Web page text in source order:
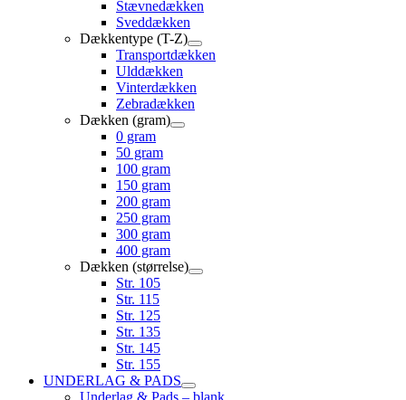
Stævnedækken
Sveddækken
Dækkentype (T-Z)
Transportdækken
Ulddækken
Vinterdækken
Zebradækken
Dækken (gram)
0 gram
50 gram
100 gram
150 gram
200 gram
250 gram
300 gram
400 gram
Dækken (størrelse)
Str. 105
Str. 115
Str. 125
Str. 135
Str. 145
Str. 155
UNDERLAG & PADS
Underlag & Pads – blank